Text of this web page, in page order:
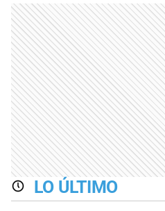
LO ÚLTIMO